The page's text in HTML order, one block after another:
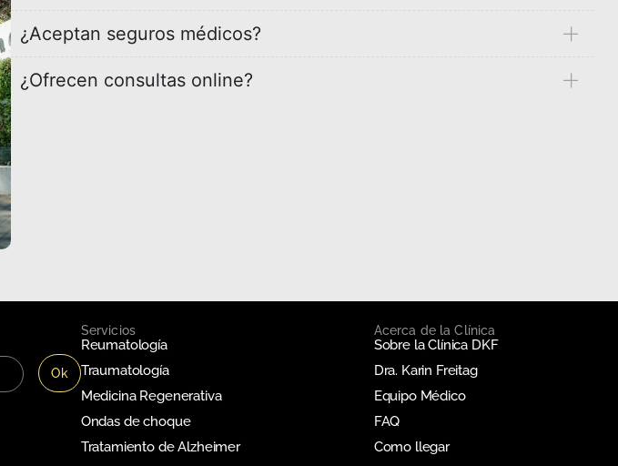
¿Aceptan seguros médicos?
¿Ofrecen consultas online?
Servicios
Reumatología
Traumatología
Medicina Regenerativa
Ondas de choque
Tratamiento de Alzheimer
Acerca de la Clínica
Sobre la Clínica DKF
Dra. Karin Freitag
Equipo Médico
FAQ
Como llegar